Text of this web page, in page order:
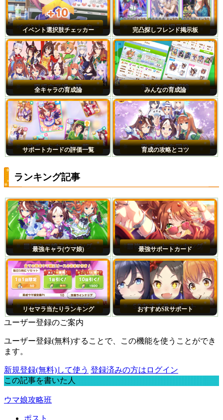
イベント選択肢チェッカー 完凸探しフレンド掲示板
全キャラの育成論 みんなの育成論
サポートカードの評価一覧 育成の攻略とコツ
ランキング記事
最強キャラ(ウマ娘) 最強サポートカード
リセマラ当たりランキング おすすめSRサポート
ユーザー登録のご案内
ユーザー登録(無料)することで、この機能を使うことができ
ます。
新規登録(無料)して使う 登録済みの方はログイン
この記事を書いた人
ウマ娘攻略班
ポスト